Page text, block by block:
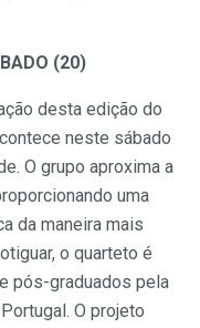
(20)
desta edição do
neste sábado
O grupo aproxima a
uma
da maneira mais
o quarteto é
pós-graduados pela
O projeto